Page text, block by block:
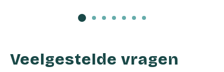
Veelgestelde vragen